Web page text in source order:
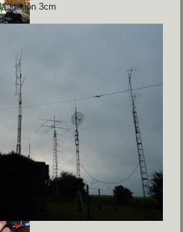
la station 3cm